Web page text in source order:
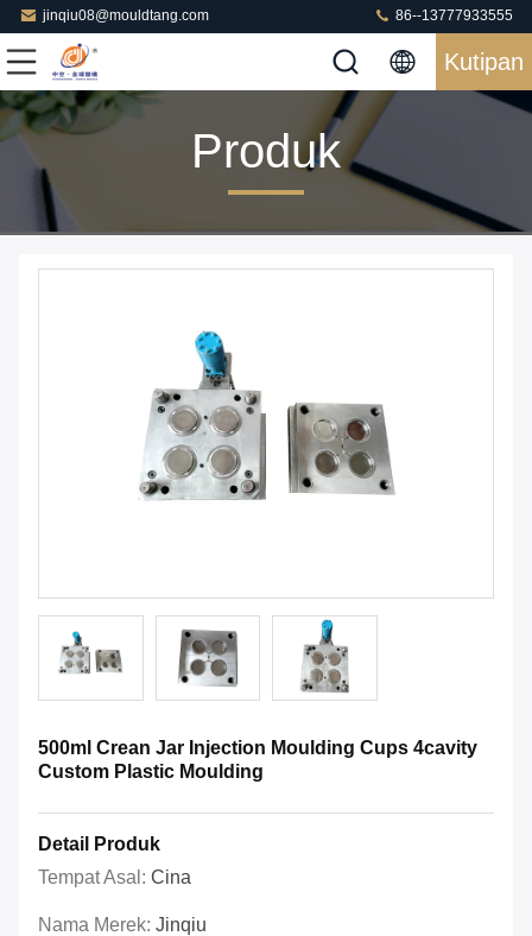
jinqiu08@mouldtang.com 86--13777933555
Kutipan
Produk
500ml Crean Jar Injection Moulding Cups 4cavity
Custom Plastic Moulding
Detail Produk
Tempat Asal: Cina
Nama Merek: Jinqiu